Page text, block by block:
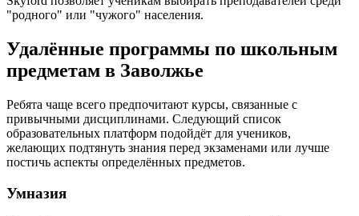
"родного" или "чужого" населения.
Удалённые программы по школьным
предметам в Заволжье
Ребята чаще всего предпочитают курсы, связанные с
привычными дисциплинами. Следующий список
образовательных платформ подойдёт для учеников,
желающих подтянуть знания перед экзаменами или лучше
постичь аспекты определённых предметов.
Умназия